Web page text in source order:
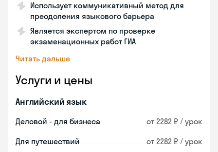
Использует коммуникативный метод для
преодоления языкового барьера
Является экспертом по проверке
экзаменационных работ ГИА
Читать дальше
Услуги и цены
Английский язык
Деловой - для бизнеса от 2282 ₽ / урок
Для путешествий от 2282 ₽ / урок